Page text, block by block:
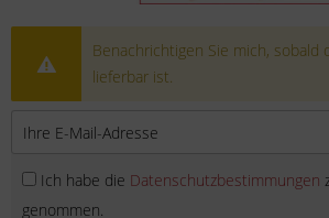
Benachrichtigen Sie mich, sobald
lieferbar ist.
Ich habe die Datenschutzbestimmungen
genommen.